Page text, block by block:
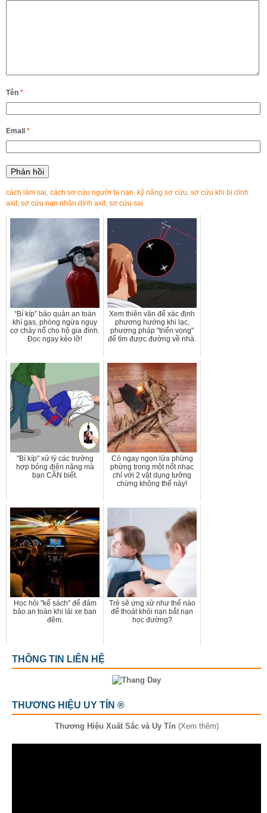
Tên *
Email *
cách làm sai, cách sơ cứu người bị nạn, kỹ năng sơ cứu, sơ cứu khi bị dính
axit, sơ cứu nạn nhân dính axit, sơ cứu sai
“Bí kíp” bảo quản an toàn
khí gas, phòng ngừa nguy
cơ cháy nổ cho hộ gia đình.
Đọc ngay kẻo lỡ!
Xem thiên văn để xác định
phương hướng khi lạc,
phương pháp "triển vọng"
để tìm được đường về nhà.
"Bí kíp" xử lý các trường
hợp bỏng điện nặng mà
bạn CẦN biết.
Có ngay ngọn lửa phừng
phừng trong một nốt nhạc
chỉ với 2 vật dụng tưởng
chừng không thể này!
Học hỏi "kế sách" để đảm
bảo an toàn khi lái xe ban
đêm.
Trẻ sẽ ứng xử như thế nào
để thoát khỏi nạn bắt nạn
học đường?
THÔNG TIN LIÊN HỆ
THƯƠNG HIỆU UY TÍN ®
Thương Hiệu Xuất Sắc và Uy Tín (Xem thêm)